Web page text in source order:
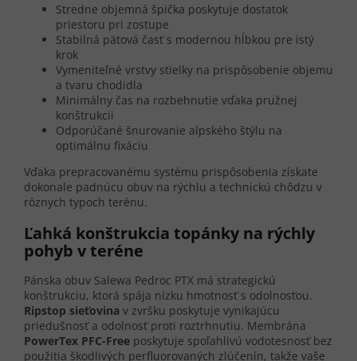
Stredne objemná špička poskytuje dostatok
priestoru pri zostupe
Stabilná pätová časť s modernou hĺbkou pre istý
krok
Vymeniteľné vrstvy stielky na prispôsobenie objemu
a tvaru chodidla
Minimálny čas na rozbehnutie vďaka pružnej
konštrukcii
Odporúčané šnurovanie alpského štýlu na
optimálnu fixáciu
Vďaka prepracovanému systému prispôsobenia získate
dokonale padnúcu obuv na rýchlu a technickú chôdzu v
rôznych typoch terénu.
Ľahká konštrukcia topánky na rýchly
pohyb v teréne
Pánska obuv Salewa Pedroc PTX má strategickú
konštrukciu, ktorá spája nízku hmotnosť s odolnosťou.
Ripstop sieťovina v zvršku poskytuje vynikajúcu
priedušnosť a odolnosť proti roztrhnutiu. Membrána
PowerTex PFC-Free poskytuje spoľahlivú vodotesnosť bez
použitia škodlivých perfluorovaných zlúčenín, takže vaše